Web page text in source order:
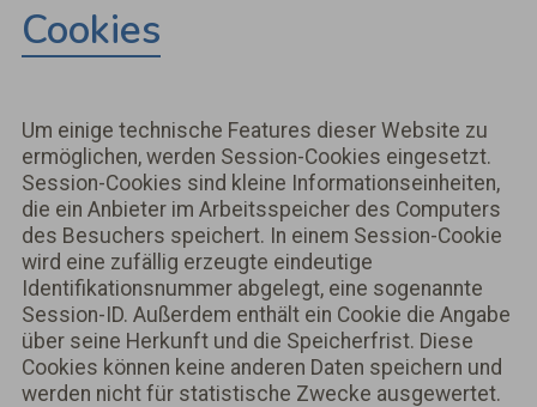
Cookies
Um einige technische Features dieser Website zu
ermöglichen, werden Session-Cookies eingesetzt.
Session-Cookies sind kleine Informationseinheiten,
die ein Anbieter im Arbeitsspeicher des Computers
des Besuchers speichert. In einem Session-Cookie
wird eine zufällig erzeugte eindeutige
Identifikationsnummer abgelegt, eine sogenannte
Session-ID. Außerdem enthält ein Cookie die Angabe
über seine Herkunft und die Speicherfrist. Diese
Cookies können keine anderen Daten speichern und
werden nicht für statistische Zwecke ausgewertet.